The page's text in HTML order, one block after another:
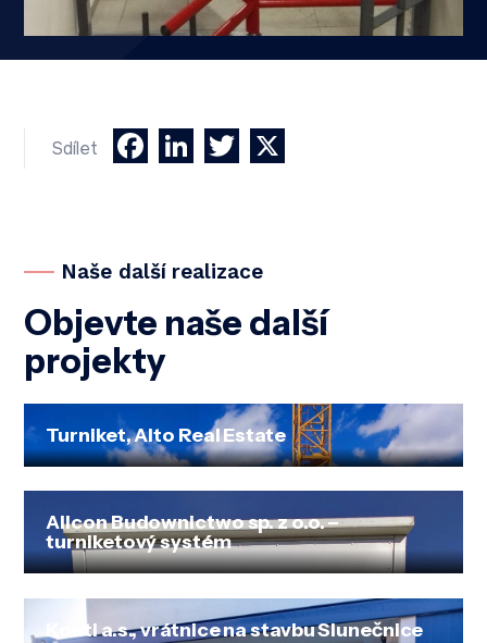
Sdílet Facebook
LinkedIn
Twitter
Naše další realizace
Objevte naše další
projekty
Turniket, Alto Real Estate
Allcon Budownictwo sp. z o.o. –
turniketový systém
Konti a.s., vrátnice na stavbu Slunečnice